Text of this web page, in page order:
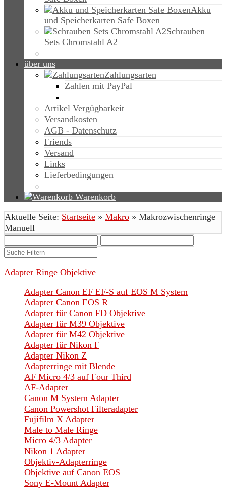
Akku
und Speicherkarten Safe Boxen
Schrauben
Sets Chromstahl A2
über uns
Zahlungsarten
Zahlen mit PayPal
Artikel Vergügbarkeit
Versandkosten
AGB - Datenschutz
Friends
Versand
Links
Lieferbedingungen
Warenkorb
Aktuelle Seite: Startseite » Makro » Makrozwischenringe
Manuell
Adapter Ringe Objektive
Adapter Canon EF EF-S auf EOS M System
Adapter Canon EOS R
Adapter für Canon FD Objektive
Adapter für M39 Objektive
Adapter für M42 Objektive
Adapter für Nikon F
Adapter Nikon Z
Adapterringe mit Blende
AF Micro 4/3 auf Four Third
AF-Adapter
Canon M System Adapter
Canon Powershot Filteradapter
Fujifilm X Adapter
Male to Male Ringe
Micro 4/3 Adapter
Nikon 1 Adapter
Objektiv-Adapterringe
Objektive auf Canon EOS
Sony E-Mount Adapter